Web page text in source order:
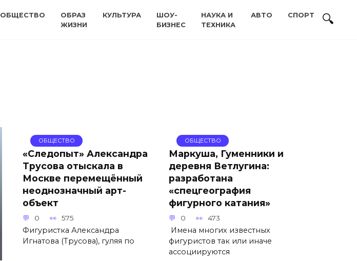
ОБЩЕСТВО
ОБРАЗ
ЖИЗНИ
КУЛЬТУРА
ШОУ-
БИЗНЕС
НАУКА И
ТЕХНИКА
АВТО СПОРТ
ОБЩЕСТВО
«Следопыт» Александра
Трусова отыскала в
Москве перемещённый
неоднозначный арт-
объект
0 575
Фигуристка Александра
Игнатова (Трусова), гуляя по
ОБЩЕСТВО
Маркуша, Гуменники и
деревня Ветлугина:
разработана
«спецгеография
фигурного катания»
0 473
Имена многих известных
фигуристов так или иначе
ассоциируются